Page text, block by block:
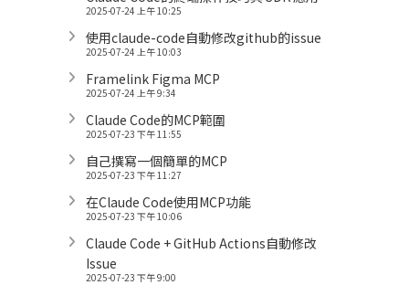
2025-07-24 上午 10:25
使用claude-code自動修改github的issue
2025-07-24 上午 10:03
Framelink Figma MCP
2025-07-24 上午 9:34
Claude Code的MCP範圍
2025-07-23 下午 11:55
自己撰寫一個簡單的MCP
2025-07-23 下午 11:27
在Claude Code使用MCP功能
2025-07-23 下午 10:06
Claude Code + GitHub Actions自動修改
Issue
2025-07-23 下午 9:00